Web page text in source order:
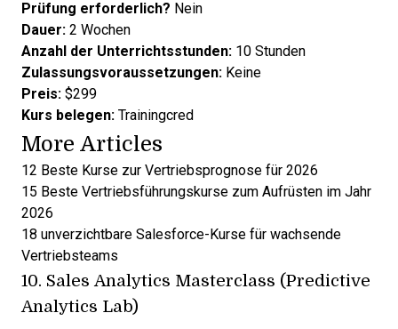
Prüfung erforderlich? Nein
Dauer: 2 Wochen
Anzahl der Unterrichtsstunden: 10 Stunden
Zulassungsvoraussetzungen: Keine
Preis: $299
Kurs belegen: Trainingcred
More Articles
12 Beste Kurse zur Vertriebsprognose für 2026
15 Beste Vertriebsführungskurse zum Aufrüsten im Jahr
2026
18 unverzichtbare Salesforce-Kurse für wachsende
Vertriebsteams
10. Sales Analytics Masterclass (Predictive
Analytics Lab)